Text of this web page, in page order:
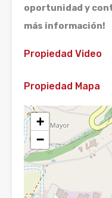
oportunidad y
más información!
Propiedad Video
Propiedad Mapa
+
−